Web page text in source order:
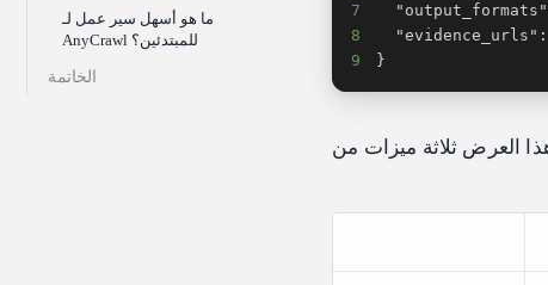
ما هو أسهل سير عمل لـ
AnyCrawl للمبتدئين؟
الخاتمة
7
8
9
}